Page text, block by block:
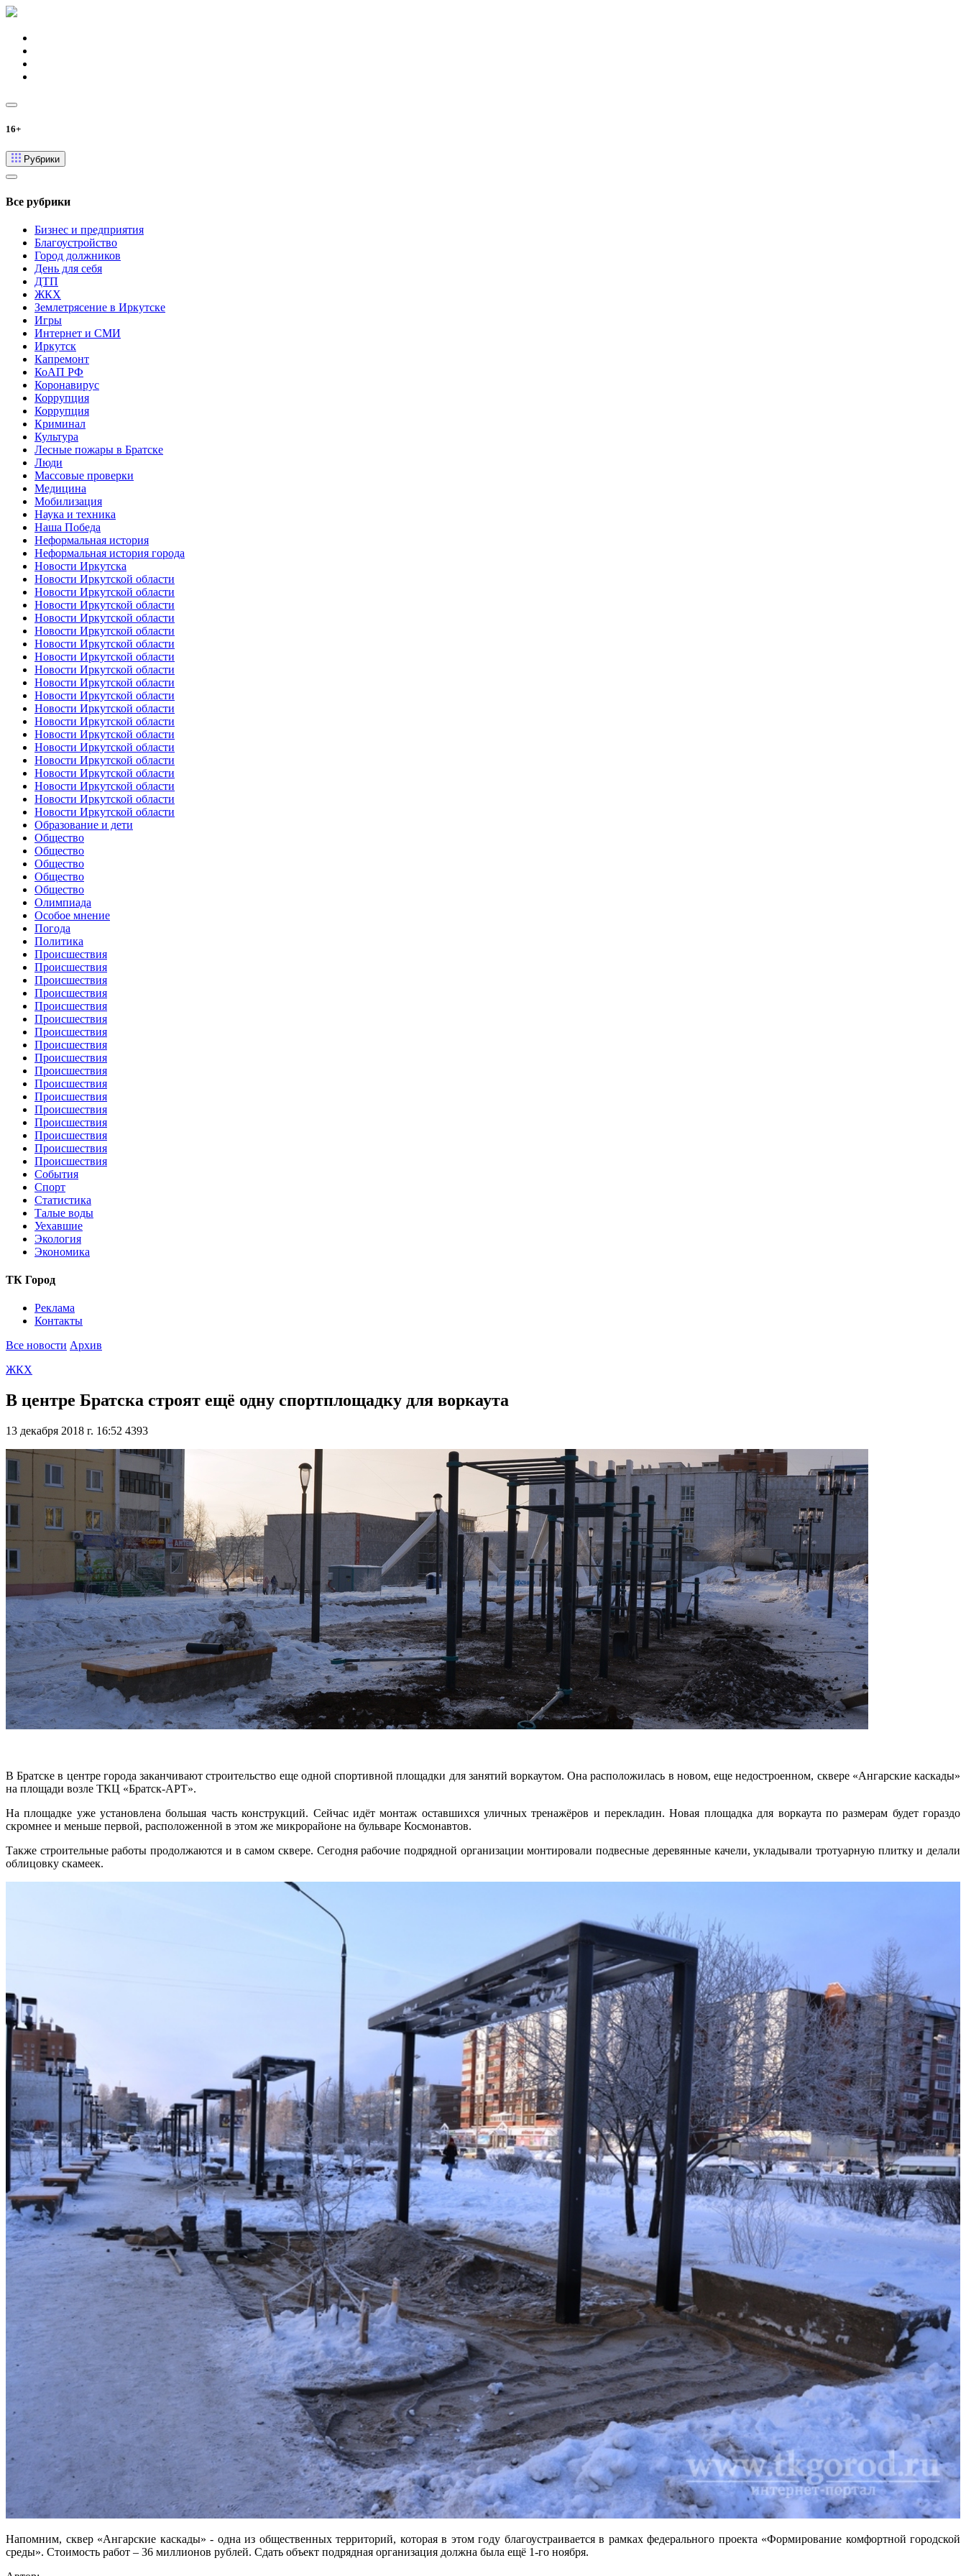
16+
Рубрики
Все рубрики
Бизнес и предприятия
Благоустройство
Город должников
День для себя
ДТП
ЖКХ
Землетрясение в Иркутске
Игры
Интернет и СМИ
Иркутск
Капремонт
КоАП РФ
Коронавирус
Коррупция
Коррупция
Криминал
Культура
Лесные пожары в Братске
Люди
Массовые проверки
Медицина
Мобилизация
Наука и техника
Наша Победа
Неформальная история
Неформальная история города
Новости Иркутска
Новости Иркутской области
Новости Иркутской области
Новости Иркутской области
Новости Иркутской области
Новости Иркутской области
Новости Иркутской области
Новости Иркутской области
Новости Иркутской области
Новости Иркутской области
Новости Иркутской области
Новости Иркутской области
Новости Иркутской области
Новости Иркутской области
Новости Иркутской области
Новости Иркутской области
Новости Иркутской области
Новости Иркутской области
Новости Иркутской области
Новости Иркутской области
Образование и дети
Общество
Общество
Общество
Общество
Общество
Олимпиада
Особое мнение
Погода
Политика
Происшествия
Происшествия
Происшествия
Происшествия
Происшествия
Происшествия
Происшествия
Происшествия
Происшествия
Происшествия
Происшествия
Происшествия
Происшествия
Происшествия
Происшествия
Происшествия
Происшествия
События
Спорт
Статистика
Талые воды
Уехавшие
Экология
Экономика
ТК Город
Реклама
Контакты
Все новости Архив
ЖКХ
В центре Братска строят ещё одну спортплощадку для воркаута
13 декабря 2018 г. 16:52 4393
В Братске в центре города заканчивают строительство еще одной спортивной площадки для занятий воркаутом. Она расположилась в новом, еще недостроенном, сквере «Ангарские каскады»
на площади возле ТКЦ «Братск-АРТ».
На площадке уже установлена большая часть конструкций. Сейчас идёт монтаж оставшихся уличных тренажёров и перекладин. Новая площадка для воркаута по размерам будет гораздо
скромнее и меньше первой, расположенной в этом же микрорайоне на бульваре Космонавтов.
Также строительные работы продолжаются и в самом сквере. Сегодня рабочие подрядной организации монтировали подвесные деревянные качели, укладывали тротуарную плитку и делали
облицовку скамеек.
Напомним, сквер «Ангарские каскады» - одна из общественных территорий, которая в этом году благоустраивается в рамках федерального проекта «Формирование комфортной городской
среды». Стоимость работ – 36 миллионов рублей. Сдать объект подрядная организация должна была ещё 1-го ноября.